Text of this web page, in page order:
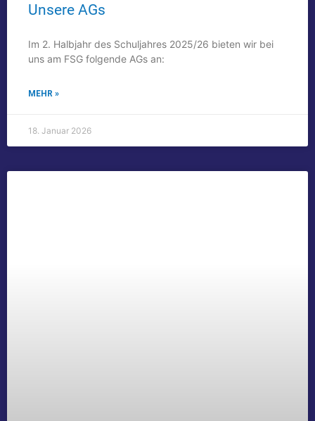
Unsere AGs
Im 2. Halbjahr des Schuljahres 2025/26 bieten wir bei
uns am FSG folgende AGs an:
MEHR »
18. Januar 2026